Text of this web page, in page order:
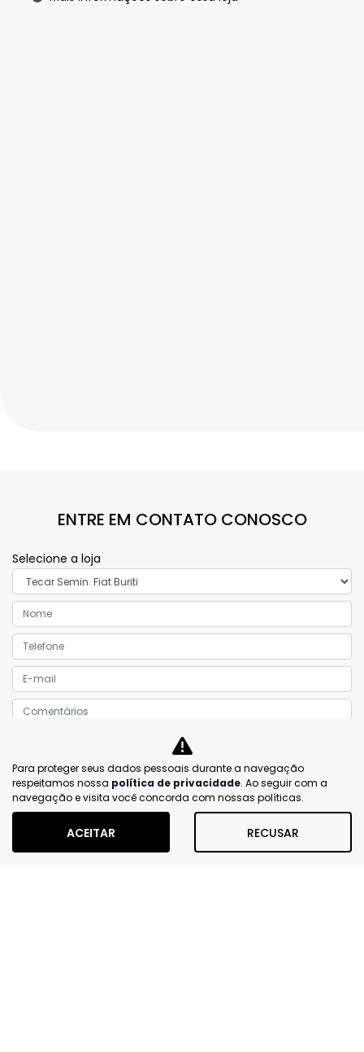
ENTRE EM CONTATO CONOSCO
Selecione a loja
Prefiro que entre em contato por:
Whatsapp
Telefone Email
Li e aceito aPolítica de Privacidadee concordo em
receber comunicações da concessionária.
Para proteger seus dados pessoais durante a navegação
respeitamos nossa política de privacidade. Ao seguir com a
navegação e visita você concorda com nossas políticas.
ACEITAR RECUSAR